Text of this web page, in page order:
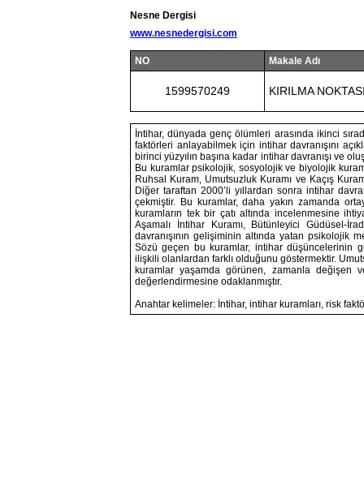
Nesne Dergisi
www.nesnedergisi.com
NO Makale Adı
1599570249 KIRILMA
İntihar, dünyada genç ölümleri arasında ikinci
faktörleri anlayabilmek için intihar davranışını
birinci yüzyılın başına kadar intihar davranışı ve
Bu kuramlar psikolojik, sosyolojik ve biyolojik
Ruhsal Kuram, Umutsuzluk Kuramı ve Kaçış
Diğer taraftan 2000’li yıllardan sonra intihar
çekmiştir. Bu kuramlar, daha yakın zamanda
kuramların tek bir çatı altında incelenmesine
Aşamalı İntihar Kuramı, Bütünleyici Güdüsel-
davranışının gelişiminin altında yatan psikolojik
Sözü geçen bu kuramlar, intihar düşüncelerinin
ilişkili olanlardan farklı olduğunu göstermektir.
kuramlar yaşamda görünen, zamanla değişen
değerlendirmesine odaklanmıştır.
Anahtar kelimeler: İntihar, intihar kuramları, risk